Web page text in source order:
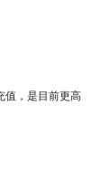
值，是目前更高